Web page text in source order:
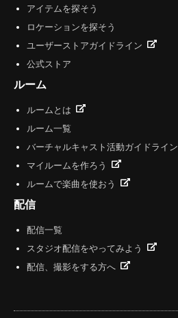
アイテムを探そう
ロケーションを探そう
ユーザーストアガイドライン
公式ストア
ルーム
ルームとは
ルーム一覧
バーチャルキャスト活動ガイドライン
マイルームを作ろう
ルームで楽曲を使おう
配信
配信一覧
スタジオ配信をやってみよう
配信、撮影をする方へ